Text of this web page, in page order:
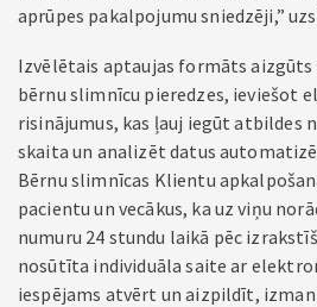
aprūpes pakalpojumu sniedzēji,”
Izvēlētais aptaujas formāts aizgūts
bērnu slimnīcu pieredzes, ieviešot
risinājumus, kas ļauj iegūt atbildes
skaita un analizēt datus
Bērnu slimnīcas Klientu
pacientu un vecākus, ka uz viņu
numuru 24 stundu laikā pēc
nosūtīta individuāla saite ar
iespējams atvērt un aizpildīt,